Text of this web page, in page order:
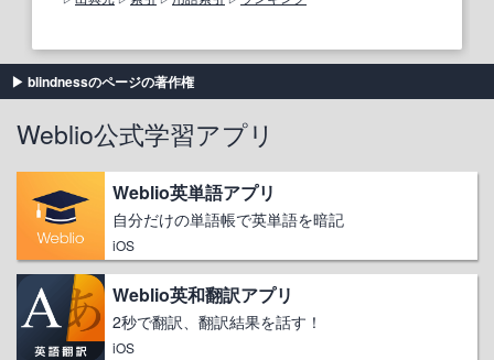
blindnessのページの著作権
Weblio公式学習アプリ
Weblio英単語アプリ
自分だけの単語帳で英単語を暗記
iOS
Weblio英和翻訳アプリ
2秒で翻訳、翻訳結果を話す！
iOS